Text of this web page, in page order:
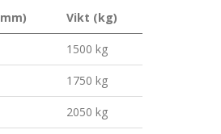
Vikt (kg)
1500 kg
1750 kg
2050 kg